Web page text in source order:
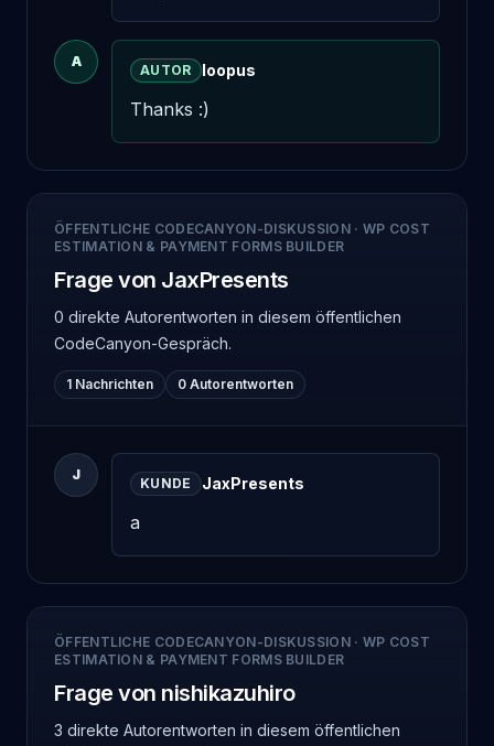
A
AUTOR loopus
Thanks :)
ÖFFENTLICHE CODECANYON-DISKUSSION· WP COST
ESTIMATION & PAYMENT FORMS BUILDER
Frage von JaxPresents
0 direkte Autorentworten in diesem öffentlichen
CodeCanyon-Gespräch.
1 Nachrichten 0 Autorentworten
J
KUNDE JaxPresents
a
ÖFFENTLICHE CODECANYON-DISKUSSION· WP COST
ESTIMATION & PAYMENT FORMS BUILDER
Frage von nishikazuhiro
3 direkte Autorentworten in diesem öffentlichen